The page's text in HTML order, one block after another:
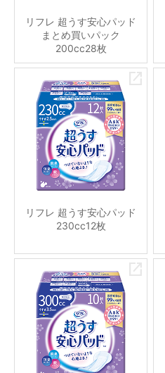
リフレ 超うす安心パッド
まとめ買いパック
200cc28枚
リフレ 超うす安心パッド
230cc12枚